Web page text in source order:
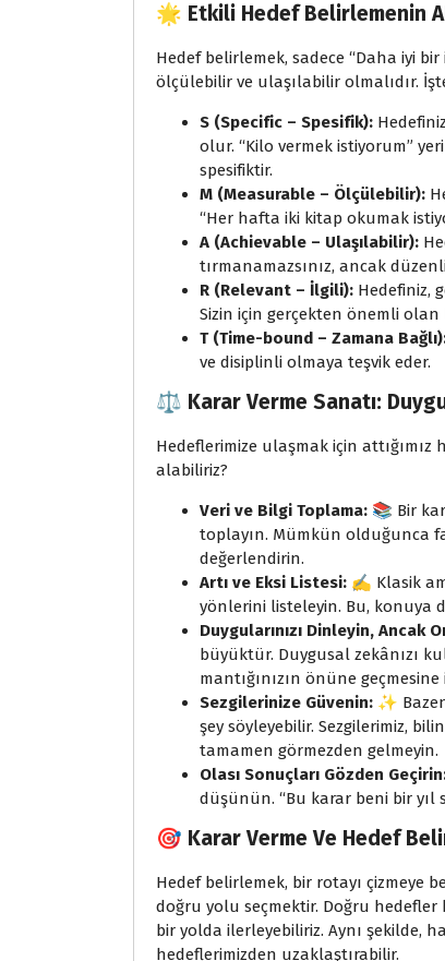
🌟 Etkili Hedef Belirlemenin
Hedef belirlemek, sadece “Daha iyi
ölçülebilir ve ulaşılabilir olmalıdır.
S (Specific – Spesifik):
olur. “Kilo vermek istiyorum”
spesifiktir.
M (Measurable – Ölçülebilir):
“Her hafta iki kitap okumak
A (Achievable – Ulaşılabilir):
tırmanamazsınız, ancak
R (Relevant – İlgili): Hedefiniz,
Sizin için gerçekten önemli
T (Time-bound – Zamana
ve disiplinli olmaya teşvik eder.
⚖️ Karar Verme Sanatı:
Hedeflerimize ulaşmak için
alabiliriz?
Veri ve Bilgi Toplama: 📚 Bir
toplayın. Mümkün olduğunca
değerlendirin.
Artı ve Eksi Listesi: ✍️ Klasik
yönlerini listeleyin. Bu, konuya
Duygularınızı Dinleyin, Ancak
büyüktür. Duygusal zekânızı
mantığınızın önüne
Sezgilerinize Güvenin: ✨
şey söyleyebilir. Sezgilerimiz,
tamamen görmezden gelmeyin.
Olası Sonuçları Gözden
düşünün. “Bu karar beni bir yıl
🎯 Karar Verme Ve Hedef
Hedef belirlemek, bir rotayı çizmeye
doğru yolu seçmektir. Doğru hedefler
bir yolda ilerleyebiliriz. Aynı şekilde,
hedeflerimizden uzaklaştırabilir.